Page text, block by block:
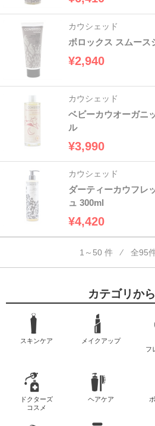
カウシェッド
ボロックス スムース
¥2,940
カウシェッド
ベビーカウオーガニ
ル
¥3,990
カウシェッド
ダーティーカウフレ
ュ 300ml
¥4,420
1～50 件 ⁄ 全95
カテゴリか
スキンケア メイクアップ
フ
ドクターズ
コスメ
ヘアケア